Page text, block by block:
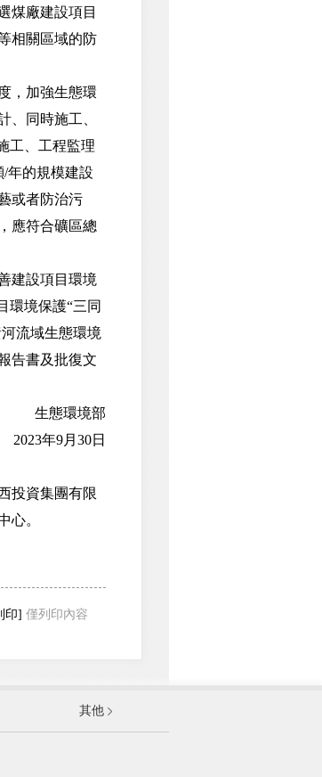
煤廠建設項目
相關區域的防
，加強生態環
、同時施工、
工、工程監理
年的規模建設
或者防治污
應符合礦區總
建設項目環境
環境保護“三同
流域生態環境
告書及批復文
生態環境部
年9月30日
投資集團有限
心。
印] 僅列印內容
會
其他